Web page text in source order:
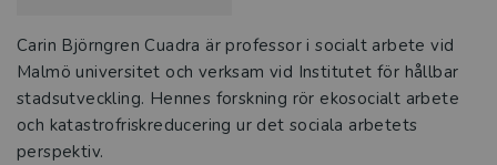
Carin Björngren Cuadra är professor i socialt arbete vid
Malmö universitet och verksam vid Institutet för hållbar
stadsutveckling. Hennes forskning rör ekosocialt arbete
och katastrofriskreducering ur det sociala arbetets
perspektiv.